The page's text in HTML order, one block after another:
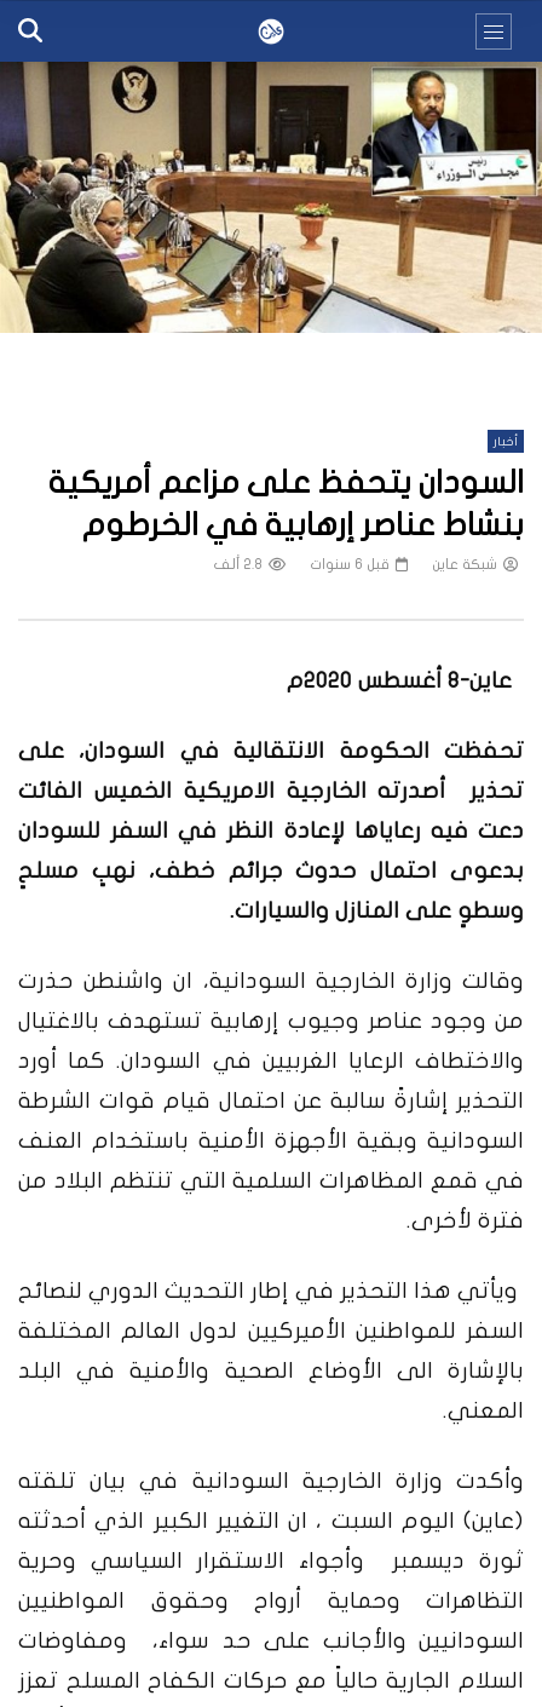
أخبار
السودان يتحفظ على مزاعم أمريكية
بنشاط عناصر إرهابية في الخرطوم
شبكة عاين قبل 6 سنوات 2.8 ألف
عاين-8 أغسطس 2020م
تحفظت الحكومة الانتقالية في السودان، على
تحذير أصدرته الخارجية الامريكية الخميس الفائت
دعت فيه رعاياها لإعادة النظر في السفر للسودان
بدعوى احتمال حدوث جرائم خطف، نهبٍ مسلحٍ
وسطوٍ على المنازل والسيارات.
وقالت وزارة الخارجية السودانية، ان واشنطن حذرت
من وجود عناصر وجيوب إرهابية تستهدف بالاغتيال
والاختطاف الرعايا الغربيين في السودان. كما أورد
التحذير إشارةً سالبة عن احتمال قيام قوات الشرطة
السودانية وبقية الأجهزة الأمنية باستخدام العنف
في قمع المظاهرات السلمية التي تنتظم البلاد من
فترة لأخرى.
ويأتي هذا التحذير في إطار التحديث الدوري لنصائح
السفر للمواطنين الأميركيين لدول العالم المختلفة
بالإشارة الى الأوضاع الصحية والأمنية في البلد
المعني.
وأكدت وزارة الخارجية السودانية في بيان تلقته
(عاين) اليوم السبت ، ان التغيير الكبير الذي أحدثته
ثورة ديسمبر وأجواء الاستقرار السياسي وحرية
التظاهرات وحماية أرواح وحقوق المواطنيين
السودانيين والأجانب على حد سواء، ومفاوضات
السلام الجارية حالياً مع حركات الكفاح المسلح تعزز